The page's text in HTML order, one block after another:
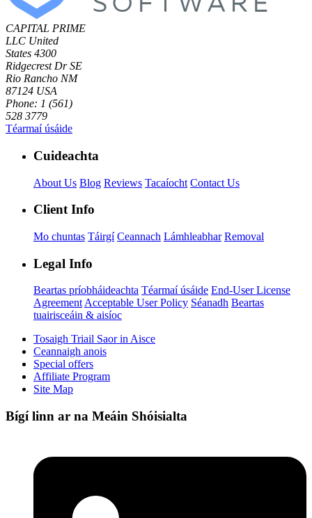
CAPITAL PRIME
LLC United
States 4300
Ridgecrest Dr SE
Rio Rancho NM
87124 USA
Phone: 1 (561)
528 3779
Téarmaí úsáide
Cuideachta
About Us Blog Reviews Tacaíocht Contact Us
Client Info
Mo chuntas Táirgí Ceannach Lámhleabhar Removal
Legal Info
Beartas príobháideachta Téarmaí úsáide End-User License
AgreementAcceptable User Policy Séanadh Beartas
tuairisceáin & aisíoc
Tosaigh Triail Saor in Aisce
Ceannaigh anois
Special offers
Affiliate Program
Site Map
Bígí linn ar na Meáin Shóisialta